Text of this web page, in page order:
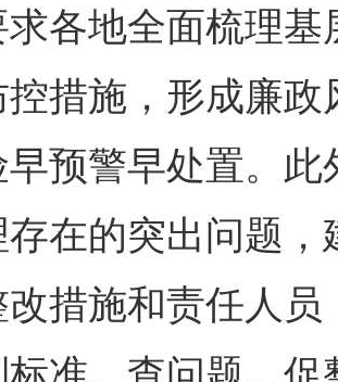
求各地全面梳理
措施，形成廉政
预警早处置。
存在的突出问题
改措施和责任人员